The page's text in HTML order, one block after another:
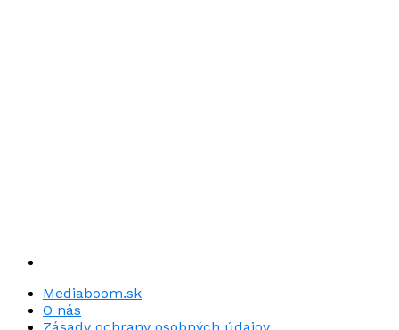
Mediaboom.sk
O nás